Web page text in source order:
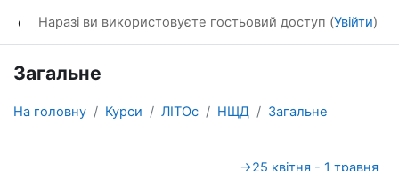
Наразі ви використовуєте гостьовий доступ (Увійти)
Загальне
На головну Курси ЛІТОс НЩД Загальне
→25 квітня - 1 травня